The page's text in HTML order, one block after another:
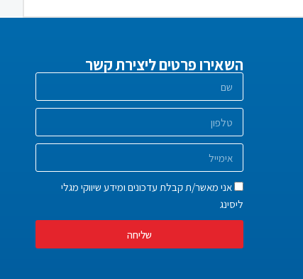
השאירו פרטים ליצירת קשר
אני מאשר/ת קבלת עדכונים ומידע שיווקי מגלי
ליסינג
שליחה